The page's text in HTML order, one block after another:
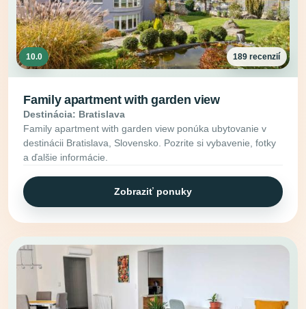
10.0 189 recenzií
Family apartment with garden view
Destinácia: Bratislava
Family apartment with garden view ponúka ubytovanie v
destinácii Bratislava, Slovensko. Pozrite si vybavenie, fotky
a ďalšie informácie.
Zobraziť ponuky